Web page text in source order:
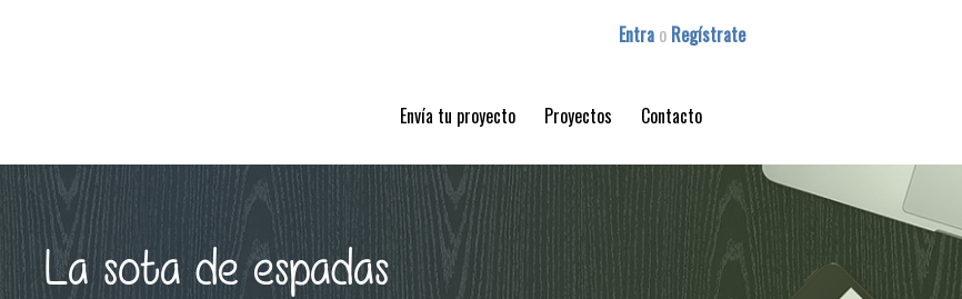
Entra o Regístrate
Envía tu proyecto Proyectos Contacto
La sota de espadas